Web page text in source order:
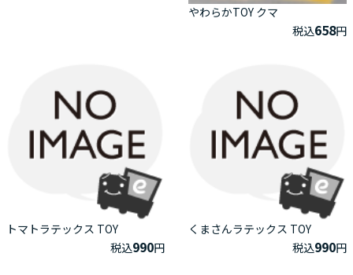
やわらかTOY クマ
税込658円
トマトラテックス TOY
税込990円
くまさんラテックス TOY
税込990円